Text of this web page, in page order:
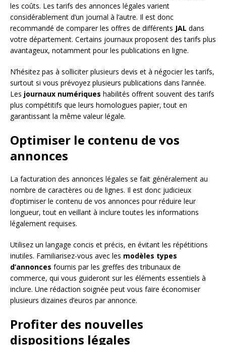
les coûts. Les tarifs des annonces légales varient
considérablement d’un journal à l’autre. Il est donc
recommandé de comparer les offres de différents JAL dans
votre département. Certains journaux proposent des tarifs plus
avantageux, notamment pour les publications en ligne.
N’hésitez pas à solliciter plusieurs devis et à négocier les tarifs,
surtout si vous prévoyez plusieurs publications dans l’année.
Les journaux numériques habilités offrent souvent des tarifs
plus compétitifs que leurs homologues papier, tout en
garantissant la même valeur légale.
Optimiser le contenu de vos
annonces
La facturation des annonces légales se fait généralement au
nombre de caractères ou de lignes. Il est donc judicieux
d’optimiser le contenu de vos annonces pour réduire leur
longueur, tout en veillant à inclure toutes les informations
légalement requises.
Utilisez un langage concis et précis, en évitant les répétitions
inutiles. Familiarisez-vous avec les modèles types
d’annonces fournis par les greffes des tribunaux de
commerce, qui vous guideront sur les éléments essentiels à
inclure. Une rédaction soignée peut vous faire économiser
plusieurs dizaines d’euros par annonce.
Profiter des nouvelles
dispositions légales